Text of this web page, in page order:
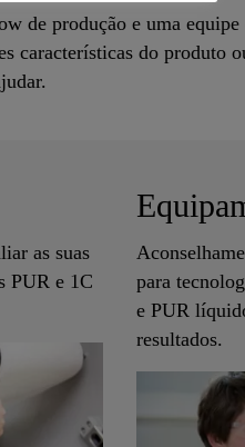
de produção e uma
características do produto
as suas
PUR e 1C
para
e PUR
resultados.